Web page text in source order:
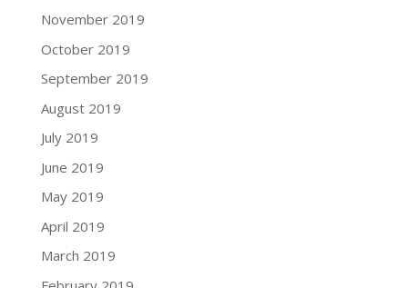
November 2019
October 2019
September 2019
August 2019
July 2019
June 2019
May 2019
April 2019
March 2019